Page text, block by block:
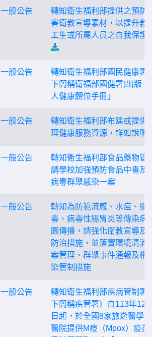
一般公告
轉知衛生福利部提供之預防
害衛教宣導素材，以提升教
工生或所屬人員之自我保護
一般公告
轉知衛生福利部國民健康署(
下簡稱衛福部國健署)出版「
人健康體位手冊」
一般公告
轉知衛生福利部布建或提供
理健康服務資源，詳如說明
一般公告
轉知衛生福利部食品藥物管
請學校加強預防食品中毒及
病毒群聚感染一案
一般公告
轉知為防範流感、水痘、腸
毒、病毒性腸胃炎等傳染病
園傳播，請強化衛教宣導及
防治措施，並落實環境清消
案管理、群聚事件通報及相
染管制措施
一般公告
轉知衛生福利部疾病管制署
下簡稱疾管署）自113年12
日起，於全國8家旅遊醫學
醫院提供M痘（Mpox）疫苗